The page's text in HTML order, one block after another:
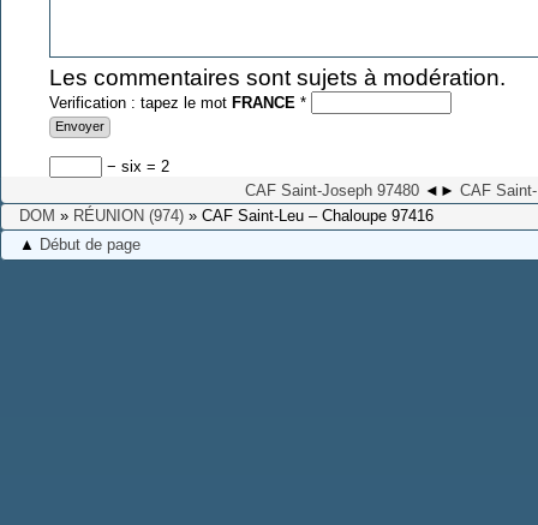
Les commentaires sont sujets à modération.
Verification : tapez le mot FRANCE *
− six = 2
CAF Saint-Joseph 97480 ◄ ► CAF
DOM » RÉUNION (974) » CAF Saint-Leu – Chaloupe 97416
▲ Début de page